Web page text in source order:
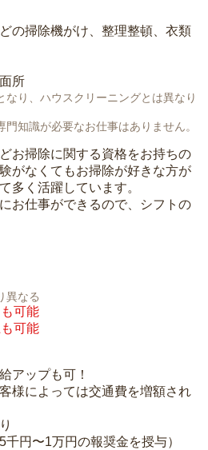
の掃除機がけ、整理整頓、衣類
所
なり、ハウスクリーニングとは異なり
知識が必要なお仕事はありません。
お掃除に関する資格をお持ちの
がなくてもお掃除が好きな方が
多く活躍しています。
お仕事ができるので、シフトの
異なる
可能
可能
アップも可！
様によっては交通費を増額され
千円〜1万円の報奨金を授与）